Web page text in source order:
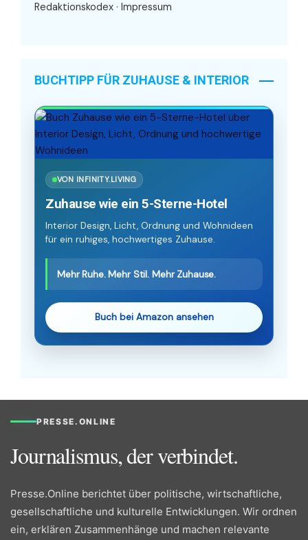
Redaktionskodex · Impressum
BUCHTIPP FÜR ZUHAUSE & INTERIOR
VON INFINITY.LIVING
Zuhause wie ein 5-Sterne-Hotel
Interior Design, Licht, Ordnung und Wohnideen
für ein ruhiges, hochwertiges Zuhause.
Mehr Ruhe. Mehr Stil. Mehr Zuhause.
Buch bei Amazon ansehen
PRESSE.ONLINE
Journalismus, der verbindet.
Presse.Online berichtet über politische, wirtschaftliche,
gesellschaftliche und kulturelle Entwicklungen. Wir ordnen
ein, erklären Zusammenhänge und machen relevante